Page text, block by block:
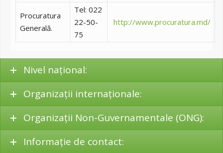
Procuratura
Generală.
Tel: 022
22-50-
75
http://www.procuratura.md/
Nivel naţional:
Organizaţii internaţionale:
Organizaţii Non-Guvernamentale (ONG):
Informație de contact: